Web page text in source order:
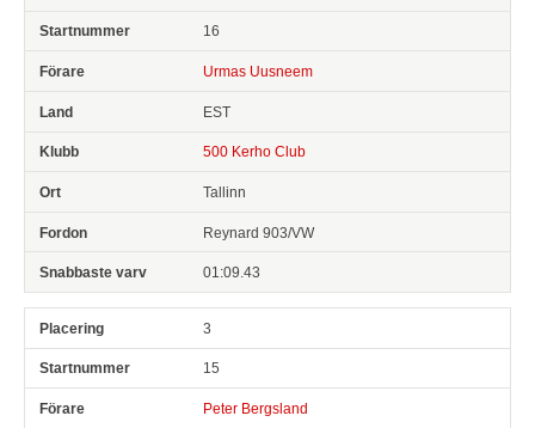
16
Urmas Uusneem
EST
500 Kerho Club
Tallinn
Reynard 903/VW
01:09.43
3
15
Peter Bergsland